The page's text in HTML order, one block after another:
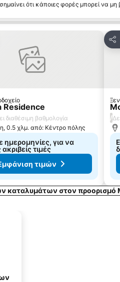
ότι κάποιες φορές μπορεί να μη
στα αγαπημένα
Residence
διαθέσιμη βαθμολογία
0.5 χλμ. από: Κέντρο πόλης
ημερομηνίες, για να
ακριβείς τιμές
τιμών
/
καταλυμάτων στον προορισμό